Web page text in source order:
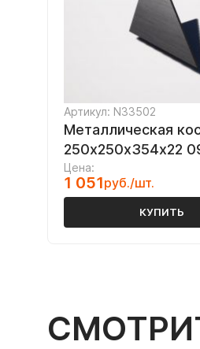
Артикул: N33502
Металлическая
250х250х354х22
Цена:
1 051руб./шт.
КУПИТЬ